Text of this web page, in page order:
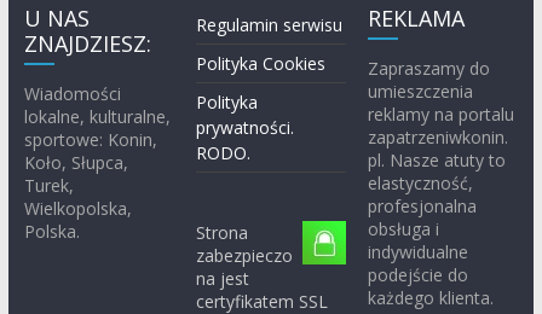
U NAS
ZNAJDZIESZ:
Wiadomości
lokalne, kulturalne,
sportowe: Konin,
Koło, Słupca,
Turek,
Wielkopolska,
Polska.
Regulamin serwisu
Polityka Cookies
Polityka
prywatności.
RODO.
Strona
zabezpieczo
na jest
certyfikatem SSL
REKLAMA
Zapraszamy do
umieszczenia
reklamy na portalu
zapatrzeniwkonin.
pl. Nasze atuty to
elastyczność,
profesjonalna
obsługa i
indywidualne
podejście do
każdego klienta.